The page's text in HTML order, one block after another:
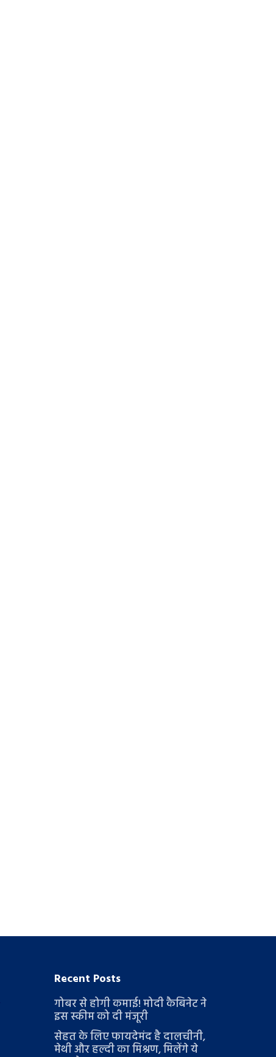
Recent Posts
गोबर से होगी कमाई! मोदी कैबिनेट ने
इस स्कीम को दी मंजूरी
सेहत के लिए फायदेमंद है दालचीनी,
मेथी और हल्दी का मिश्रण, मिलेंगे ये